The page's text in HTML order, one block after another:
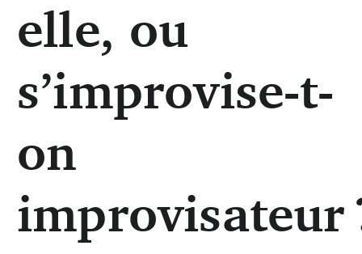
elle, ou
s’improvise-t-
on
improvisateur